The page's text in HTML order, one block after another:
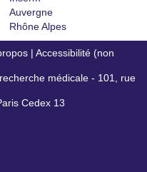
Auvergne
Rhône Alpes
| Accessibilité (non
médicale - 101, rue
Cedex 13